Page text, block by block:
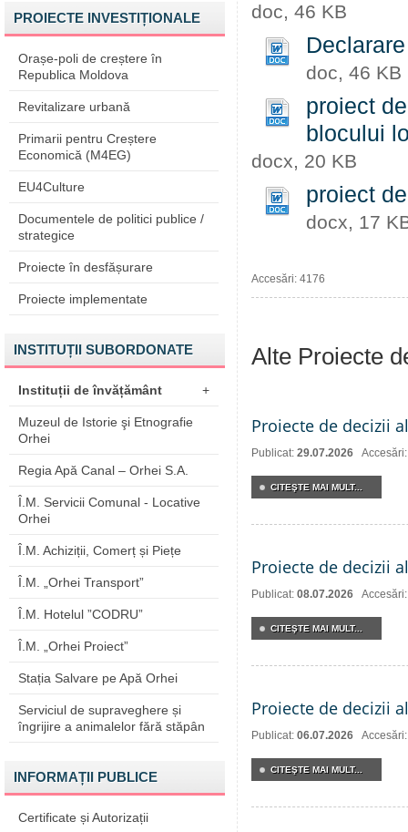
PROIECTE INVESTIȚIONALE
Orașe-poli de creștere în
Republica Moldova
Revitalizare urbană
Primarii pentru Creștere
Economică (M4EG)
EU4Culture
Documentele de politici publice /
strategice
Proiecte în desfășurare
Proiecte implementate
INSTITUȚII SUBORDONATE
Instituții de învățământ +
Muzeul de Istorie şi Etnografie
Orhei
Regia Apă Canal – Orhei S.A.
Î.M. Servicii Comunal - Locative
Orhei
Î.M. Achiziții, Comerț și Piețe
Î.M. „Orhei Transport”
Î.M. Hotelul ”CODRU”
Î.M. „Orhei Proiect”
Stația Salvare pe Apă Orhei
Serviciul de supraveghere și
îngrijire a animalelor fără stăpân
INFORMAȚII PUBLICE
Certificate și Autorizații
doc, 46 KB
doc, 46 KB
proiect
blocului
docx, 20 KB
proiect
docx, 17
Accesări: 4176
Alte Proiecte
Proiecte de decizii
Publicat: 29.07.2026
CITEŞTE MAI MULT...
Proiecte de decizii
Publicat: 08.07.2026
CITEŞTE MAI MULT...
Proiecte de decizii
Publicat: 06.07.2026
CITEŞTE MAI MULT...